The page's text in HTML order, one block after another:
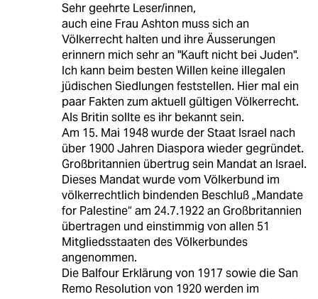
Sehr geehrte Leser/innen,
auch eine Frau Ashton muss sich an
Völkerrecht halten und ihre Äusserungen
erinnern mich sehr an "Kauft nicht bei Juden".
Ich kann beim besten Willen keine illegalen
jüdischen Siedlungen feststellen. Hier mal ein
paar Fakten zum aktuell gültigen Völkerrecht.
Als Britin sollte es ihr bekannt sein.
Am 15. Mai 1948 wurde der Staat Israel nach
über 1900 Jahren Diaspora wieder gegründet.
Großbritannien übertrug sein Mandat an Israel.
Dieses Mandat wurde vom Völkerbund im
völkerrechtlich bindenden Beschluß „Mandate
for Palestine“ am 24.7.1922 an Großbritannien
übertragen und einstimmig von allen 51
Mitgliedsstaaten des Völkerbundes
angenommen.
Die Balfour Erklärung von 1917 sowie die San
Remo Resolution von 1920 werden im